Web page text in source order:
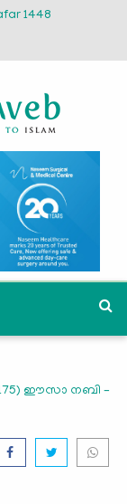
1448
ഈസാ നബി –